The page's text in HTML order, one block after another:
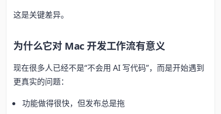
这是关键差异。
为什么它对 Mac 开发工作流有意义
现在很多人已经不是“不会用 AI 写代码”，而是开始遇到
更真实的问题：
功能做得很快，但发布总是拖